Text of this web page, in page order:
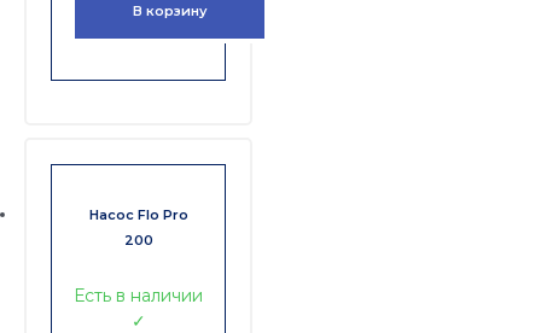
В корзину
Насос Flo Pro
200
Есть в наличии
✓